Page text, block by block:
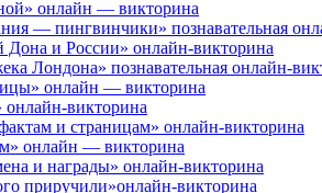
онлайн — викторина
— пингвинчики» познавательная
Дона и России» онлайн-викторина
Лондона» познавательная онлайн-
онлайн — викторина
онлайн-викторина
и страницам» онлайн-викторина
онлайн — викторина
и награды» онлайн-викторина
приручили»онлайн-викторина